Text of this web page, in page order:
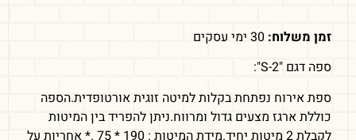
זמן משלוח:
ספה דגם "S-2":
ספת אירוח נפתחת בקלות למיטה זוגית אורטופדית.הספה
כוללת ארגז מצעים גדול ומרווח.ניתן להפריד בין המיטות
לקבלת 2 מיטות יחיד.מידת המיטות : 190 * 75 .* אחריות על